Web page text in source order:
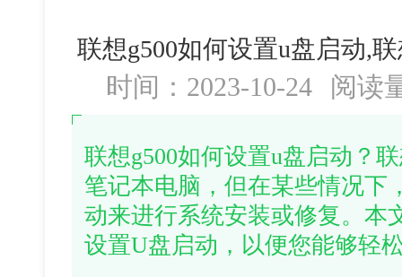
联想g500如何设置u盘启动,
时间：2023-10-24 阅读
联想g500如何设置u盘启动？
笔记本电脑，但在某些情况下
动来进行系统安装或修复。本
设置U盘启动，以便您能够轻